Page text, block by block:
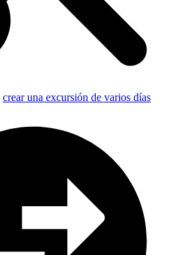
crear una excursión de varios días